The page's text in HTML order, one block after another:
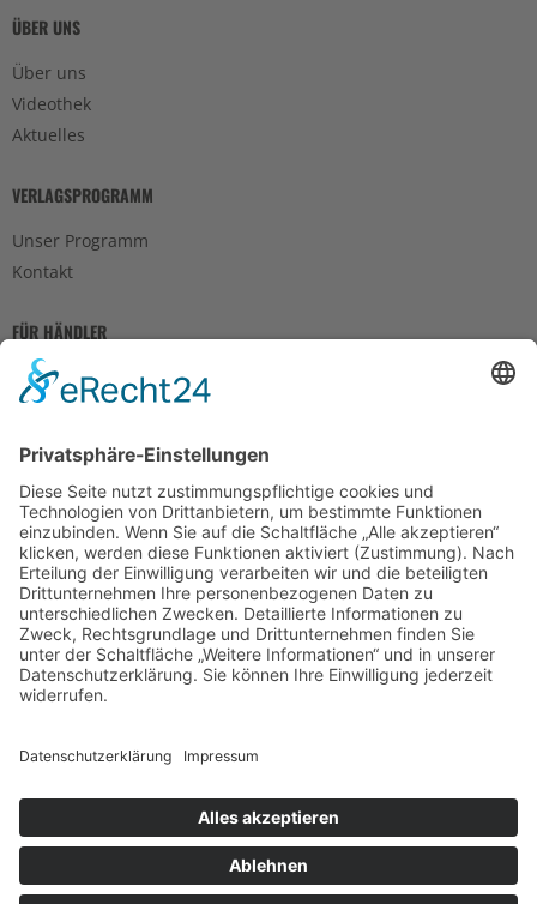
ÜBER UNS
Über uns
Videothek
Aktuelles
VERLAGSPROGRAMM
Unser Programm
Kontakt
FÜR HÄNDLER
Für Händler
Novitäten
RECHTLICHES
Impressum
Datenschutzerklärung
AGB